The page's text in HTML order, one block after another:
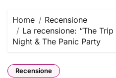
Home
Recensione
La recensione: “The
Night & The Panic Party
Recensione